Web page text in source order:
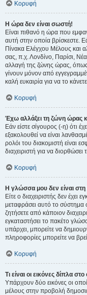
Κορυφή
Η ώρα δεν είναι σωστή!
Είναι πιθανό η ώρα που
αυτή στην οποία βρίσκεστε.
Πίνακα Ελέγχου Μέλους και
σας, π.χ. Λονδίνο, Παρίσι,
αλλαγή της ζώνης ώρας, όπως
γίνουν μόνον από
καλή ευκαιρία για να το
Κορυφή
Έχω αλλάξει τη ζώνη ώρας
Εάν είστε σίγουρος (-η) ότι
εξακολουθεί να είναι
ρολόι του διακομιστή είναι
διαχειριστή για να
Κορυφή
Η γλώσσα μου δεν είναι στη
Είτε ο διαχειριστής δεν έχει
μεταφράσει αυτό το
ζητήσετε από κάποιον
εγκαταστήσει το πακέτο
υπάρχει, μπορείτε να
πληροφορίες μπορείτε να
Κορυφή
Τι είναι οι εικόνες δίπλα
Υπάρχουν δύο εικόνες οι
μέλους στην προβολή